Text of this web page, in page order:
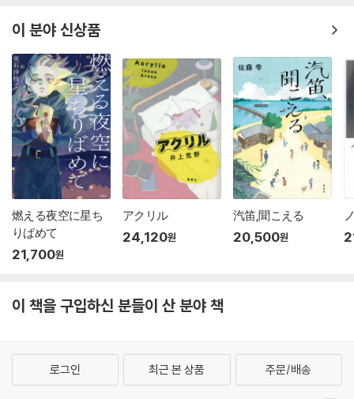
이 분야 신상품
燃える夜空に星ち
りばめて
21,700원
アクリル
24,120원
汽笛,聞こえる
20,500원
이 책을 구입하신 분들이 산 분야 책
로그인 최근 본 상품 주문/배송